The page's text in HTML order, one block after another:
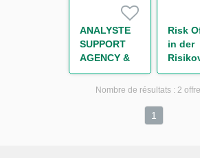
ANALYSTE
SUPPORT
AGENCY &
TRANSACTION
MANAGEMENT
Risk
in der
/ -
(w/m/d)
Nombre de résultats : 2
1